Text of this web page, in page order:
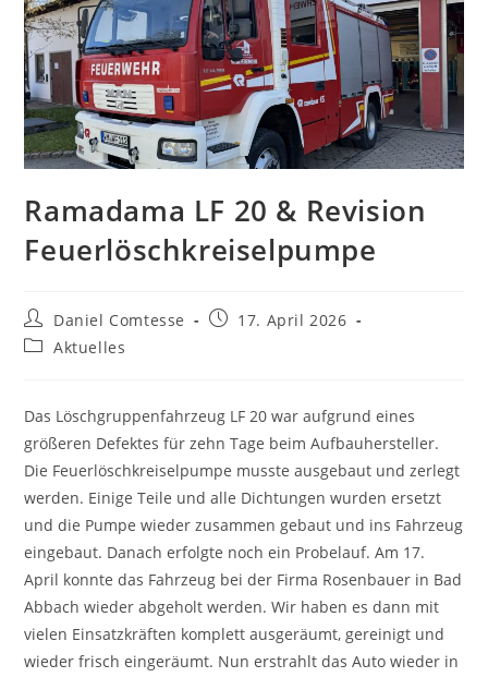
Ramadama LF 20 & Revision
Feuerlöschkreiselpumpe
Beitrags-
Autor:
Daniel Comtesse
Beitrag17. April 2026
Beitrags-
Aktuelles
Das Löschgruppenfahrzeug LF 20 war aufgrund eines
größeren Defektes für zehn Tage beim Aufbauhersteller.
Die Feuerlöschkreiselpumpe musste ausgebaut und zerlegt
werden. Einige Teile und alle Dichtungen wurden ersetzt
und die Pumpe wieder zusammen gebaut und ins Fahrzeug
eingebaut. Danach erfolgte noch ein Probelauf. Am 17.
April konnte das Fahrzeug bei der Firma Rosenbauer in Bad
Abbach wieder abgeholt werden. Wir haben es dann mit
vielen Einsatzkräften komplett ausgeräumt, gereinigt und
wieder frisch eingeräumt. Nun erstrahlt das Auto wieder in